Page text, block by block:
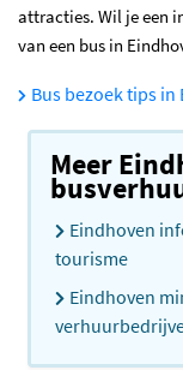
attracties. Wil je een
van een bus in
Bus bezoek tips in
Meer
Eindhoven
tourisme
Eindhoven